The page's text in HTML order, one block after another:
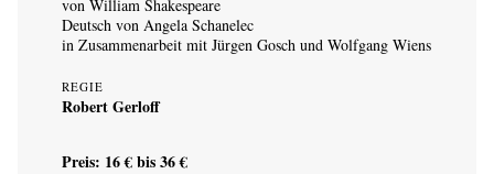
von William Shakespeare
Deutsch von Angela Schanelec
in Zusammenarbeit mit Jürgen Gosch und Wolfgang Wiens
REGIE
Robert Gerloff
Preis: 16 € bis 36 €